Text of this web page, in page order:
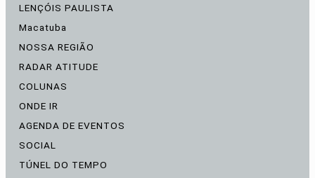
LENÇÓIS PAULISTA
Macatuba
NOSSA REGIÃO
RADAR ATITUDE
COLUNAS
ONDE IR
AGENDA DE EVENTOS
SOCIAL
TÚNEL DO TEMPO